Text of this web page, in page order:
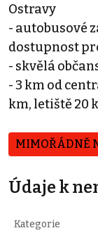
Ostravy
- autobusové
dostupnost
- skvělá
- 3 km od
km, letiště 20
MIMOŘÁDNĚ
Údaje k
Kategorie